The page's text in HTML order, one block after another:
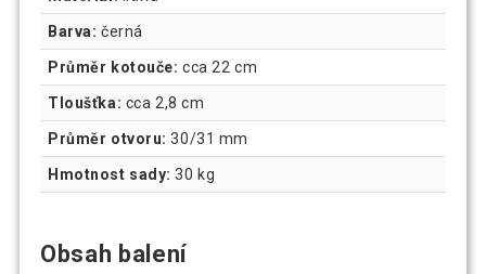
Barva: černá
Průměr kotouče: cca 22 cm
Tloušťka: cca 2,8 cm
Průměr otvoru: 30/31 mm
Hmotnost sady: 30 kg
Obsah balení